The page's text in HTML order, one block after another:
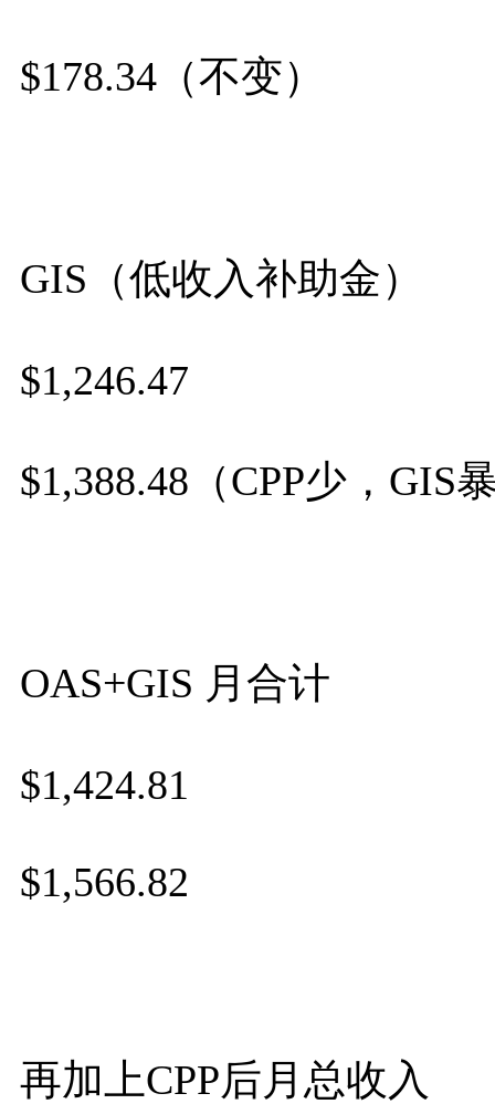
$178.34（不变）
GIS（低收入补助金）
$1,246.47
$1,388.48（CPP少，GIS
OAS+GIS 月合计
$1,424.81
$1,566.82
再加上CPP后月总收入